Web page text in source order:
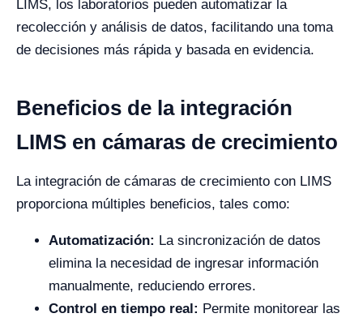
LIMS, los laboratorios pueden automatizar la
recolección y análisis de datos, facilitando una toma
de decisiones más rápida y basada en evidencia.
Beneficios de la integración
LIMS en cámaras de crecimiento
La integración de cámaras de crecimiento con LIMS
proporciona múltiples beneficios, tales como:
Automatización: La sincronización de datos
elimina la necesidad de ingresar información
manualmente, reduciendo errores.
Control en tiempo real: Permite monitorear las